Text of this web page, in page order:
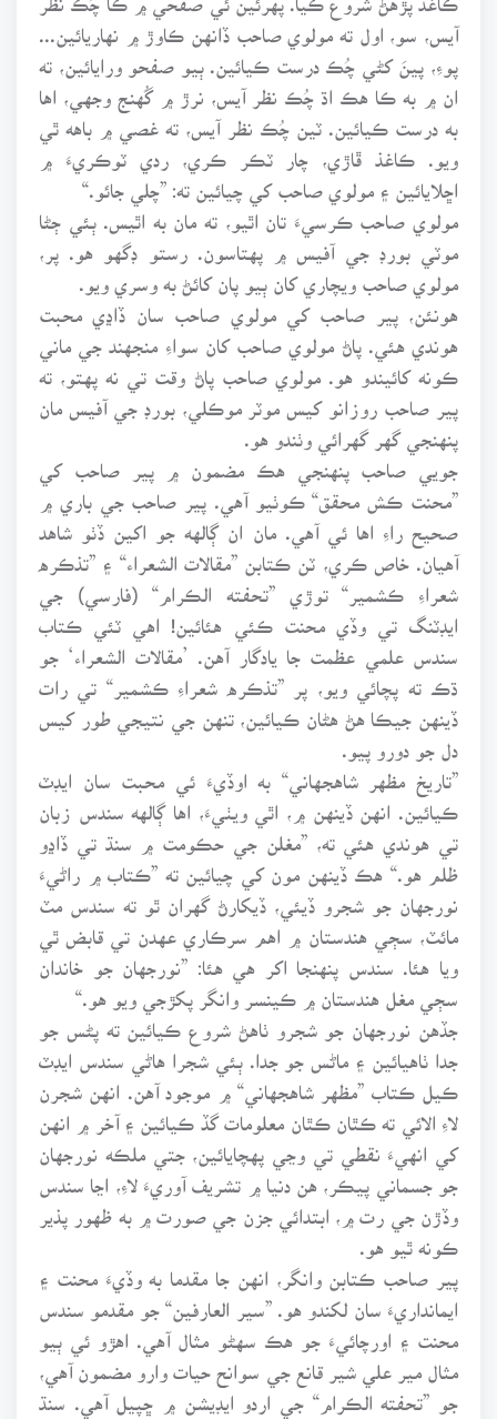
آيس، سو، اول ته مولوي صاحب ڏانهن ڪاوڙ ۾ نهاريائين...
پوءِ، پينَ کڻي چُڪ درست ڪيائين. ٻيو صفحو ورايائين، ته
ان ۾ به ڪا هڪ اڌ چُڪ نظر آيس، نرڙ ۾ گُهنج وجهي، اها
به درست ڪيائين. ٽين چُڪ نظر آيس، ته غصي ۾ باهه ٿي
ويو. ڪاغذ ڦاڙي، چار ٽڪر ڪري، ردي ٽوڪريءَ ۾
اڇلايائين ۽ مولوي صاحب کي چيائين ته: ”چلي جائو.“
مولوي صاحب ڪرسيءَ تان اٿيو، ته مان به اٿيس. ٻئي ڄڻا
موٽي بورڊ جي آفيس ۾ پهتاسون. رستو ڊگهو هو. پر،
مولوي صاحب ويچاري کان ٻيو پان کائڻ به وسري ويو.
هونئن، پير صاحب کي مولوي صاحب سان ڏاڍي محبت
هوندي هئي. پاڻ مولوي صاحب کان سواءِ منجهند جي ماني
ڪونه کائيندو هو. مولوي صاحب پاڻ وقت تي نه پهتو، ته
پير صاحب روزانو کيس موٽر موڪلي، بورڊ جي آفيس مان
پنهنجي گهر گهرائي وٺندو هو.
جويي صاحب پنهنجي هڪ مضمون ۾ پير صاحب کي
”محنت ڪش محقق“ ڪوٺيو آهي. پير صاحب جي باري ۾
صحيح راءِ اها ئي آهي. مان ان ڳالهه جو اکين ڏٺو شاهد
آهيان. خاص ڪري، ٽن ڪتابن ”مقالات الشعراء“ ۽ ”تذڪره
شعراءِ ڪشمير“ توڙي ”تحفته الڪرام“ (فارسي) جي
ايڊٽنگ تي وڏي محنت ڪئي هئائين! اهي ٽئي ڪتاب
سندس علمي عظمت جا يادگار آهن. ’مقالات الشعراء‘ جو
ڌڪ ته پچائي ويو، پر ”تذڪره شعراءِ ڪشمير“ تي رات
ڏينهن جيڪا هڻ هڻان ڪيائين، تنهن جي نتيجي طور کيس
دل جو دورو پيو.
”تاريخ مظهر شاهجهاني“ به اوڏيءَ ئي محبت سان ايڊٽ
ڪيائين. انهن ڏينهن ۾، اٿي ويٺيءَ، اها ڳالهه سندس زبان
تي هوندي هئي ته، ”مغلن جي حڪومت ۾ سنڌ تي ڏاڍو
ظلم هو.“ هڪ ڏينهن مون کي چيائين ته ”ڪتاب ۾ راڻيءَ
نورجهان جو شجرو ڏيئي، ڏيکارڻ گهران ٿو ته سندس مٽ
مائٽ، سڄي هندستان ۾ اهم سرڪاري عهدن تي قابض ٿي
ويا هئا. سندس پنهنجا اکر هي هئا: ”نورجهان جو خاندان
سڄي مغل هندستان ۾ ڪينسر وانگر پکڙجي ويو هو.“
جڏهن نورجهان جو شجرو ٺاهڻ شروع ڪيائين ته پڻس جو
جدا ٺاهيائين ۽ ماڻس جو جدا. ٻئي شجرا هاڻي سندس ايڊٽ
ڪيل ڪتاب ”مظهر شاهجهاني“ ۾ موجود آهن. انهن شجرن
لاءِ الائي ته ڪٿان ڪٿان معلومات گڏ ڪيائين ۽ آخر ۾ انهن
کي انهيءَ نقطي تي وڃي پهچايائين، جتي ملڪه نورجهان
جو جسماني پيڪر، هن دنيا ۾ تشريف آوريءَ لاءِ، اڃا سندس
وڏڙن جي رت ۾، ابتدائي جزن جي صورت ۾ به ظهور پذير
ڪونه ٿيو هو.
پير صاحب ڪتابن وانگر، انهن جا مقدما به وڏيءَ محنت ۽
ايمانداريءَ سان لکندو هو. ”سير العارفين“ جو مقدمو سندس
محنت ۽ اورچائيءَ جو هڪ سهڻو مثال آهي. اهڙو ئي ٻيو
مثال مير علي شير قانع جي سوانح حيات وارو مضمون آهي،
جو ”تحفته الڪرام“ جي اردو ايڊيشن ۾ ڇپيل آهي. سنڌ